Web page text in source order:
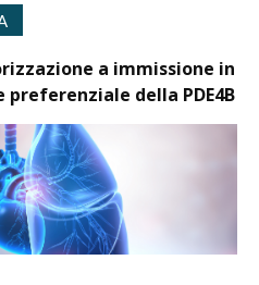
a immissione in
della PDE4B